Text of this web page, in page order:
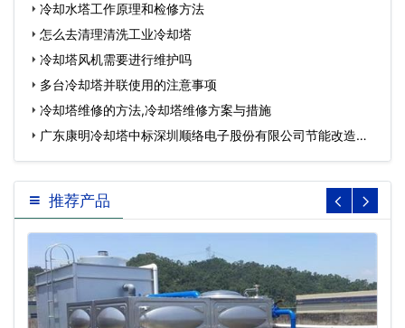
冷却水塔工作原理和检修方法
怎么去清理清洗工业冷却塔
冷却塔风机需要进行维护吗
多台冷却塔并联使用的注意事项
冷却塔维修的方法,冷却塔维修方案与措施
广东康明冷却塔中标深圳顺络电子股份有限公司节能改造工
程…
推荐产品